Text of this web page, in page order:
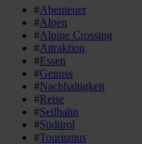
#Abenteuer
#Alpen
#Alpine Crossing
#Attraktion
#Essen
#Genuss
#Nachhaltigkeit
#Reise
#Seilbahn
#Südtirol
#Tourismus